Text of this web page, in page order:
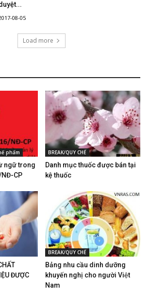
08-05
Load more
phẩm
ngữ trong
CP
BREAK/QUY CHẾ
Danh mục thuốc được bán tại
kệ thuốc
ĐƯỢC
BREAK/QUY CHẾ
Bảng nhu cầu dinh dưỡng
khuyến nghị cho người Việt
Nam